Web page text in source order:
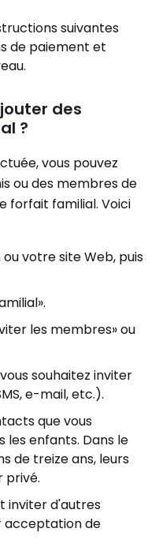
suivantes
de paiement et
des
?
vous pouvez
ou des membres de
forfait familial. Voici
votre site Web, puis
les membres» ou
souhaitez inviter
e-mail, etc.).
que vous
les enfants. Dans le
de treize ans, leurs
privé.
inviter d'autres
acceptation de